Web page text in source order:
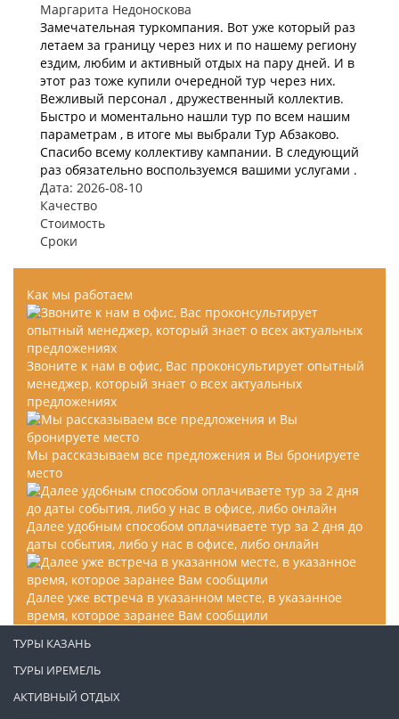
Маргарита Недоноскова
Замечательная туркомпания. Вот уже который раз
летаем за границу через них и по нашему региону
ездим, любим и активный отдых на пару дней. И в
этот раз тоже купили очередной тур через них.
Вежливый персонал , дружественный коллектив.
Быстро и моментально нашли тур по всем нашим
параметрам , в итоге мы выбрали Тур Абзаково.
Спасибо всему коллективу кампании. В следующий
раз обязательно воспользуемся вашими услугами .
Дата: 2026-08-10
Качество
Стоимость
Сроки
Как мы работаем
Звоните к нам в офис, Вас проконсультирует опытный
менеджер, который знает о всех актуальных
предложениях
Мы рассказываем все предложения и Вы бронируете
место
Далее удобным способом оплачиваете тур за 2 дня до
даты события, либо у нас в офисе, либо онлайн
Далее уже встреча в указанном месте, в указанное
время, которое заранее Вам сообщили
ТУРЫ КАЗАНЬ
ТУРЫ ИРЕМЕЛЬ
АКТИВНЫЙ ОТДЫХ